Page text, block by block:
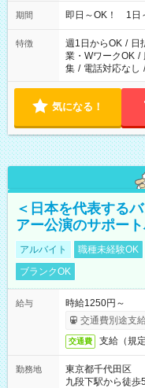
期間 即日～OK！ 1日
特徴 週1日からOK / 日
業・WワークOK /
集 / 電話対応なし /
気になる！
＜日本を代表する
アー公演のサポー
アルバイト 職種未経験OK
ブランクOK
給与
時給1250円～
交通費別途支
交通費 支給（規
勤務地
東京都千代田区
九段下駅から徒歩